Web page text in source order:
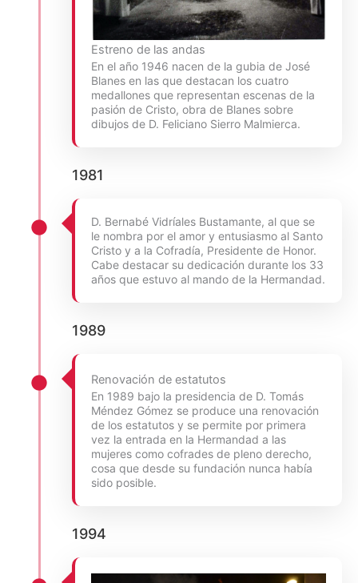
Estreno de las andas
En el año 1946 nacen de la gubia de José
Blanes en las que destacan los cuatro
medallones que representan escenas de la
pasión de Cristo, obra de Blanes sobre
dibujos de D. Feliciano Sierro Malmierca.
1981
D. Bernabé Vidríales Bustamante, al que se
le nombra por el amor y entusiasmo al Santo
Cristo y a la Cofradía, Presidente de Honor.
Cabe destacar su dedicación durante los 33
años que estuvo al mando de la Hermandad.
1989
Renovación de estatutos
En 1989 bajo la presidencia de D. Tomás
Méndez Gómez se produce una renovación
de los estatutos y se permite por primera
vez la entrada en la Hermandad a las
mujeres como cofrades de pleno derecho,
cosa que desde su fundación nunca había
sido posible.
1994